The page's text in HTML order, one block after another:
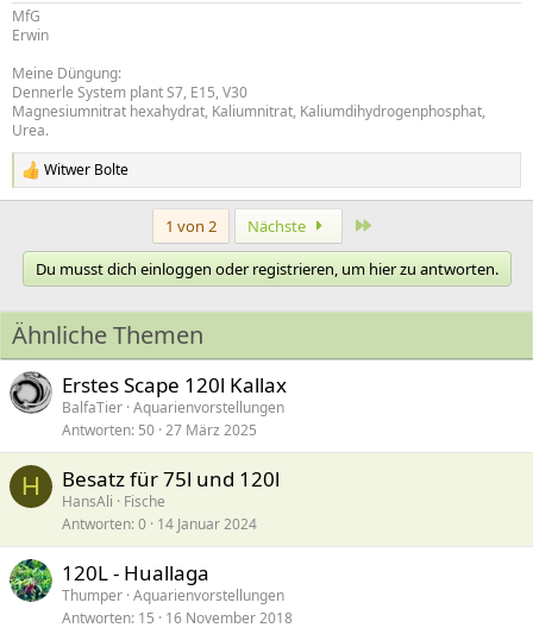
MfG
Erwin
Meine Düngung:
Dennerle System plant S7, E15, V30
Magnesiumnitrat hexahydrat, Kaliumnitrat, Kaliumdihydrogenphosphat,
Urea.
R
e
t
o
n
e
n
:
Witwer Bolte
1 von 2 Nächste
Du musst dich einloggen oder registrieren, um hier zu antworten.
Ähnliche Themen
Erstes Scape 120l Kallax
BalfaTier Aquarienvorstellungen
Antworten 50 27 März 2025
H Besatz für 75l und 120l
HansAli
Fische
Antworten 0 14 Januar 2024
120L - Huallaga
Thumper Aquarienvorstellungen
Antworten 15 16 November 2018